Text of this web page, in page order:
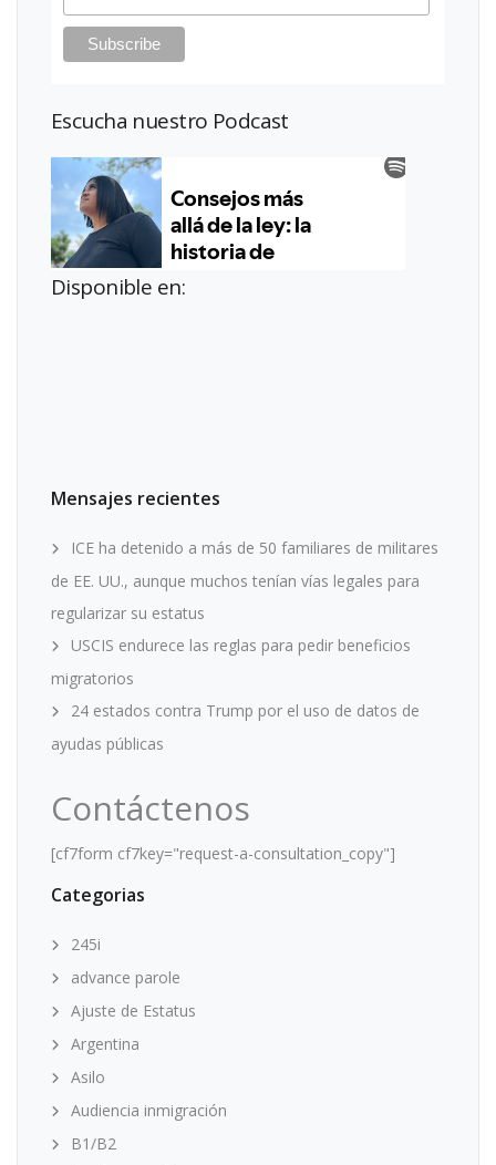
Escucha nuestro Podcast
Disponible en:
Mensajes recientes
ICE ha detenido a más de 50 familiares de militares
de EE. UU., aunque muchos tenían vías legales para
regularizar su estatus
USCIS endurece las reglas para pedir beneficios
migratorios
24 estados contra Trump por el uso de datos de
ayudas públicas
Contáctenos
[cf7form cf7key="request-a-consultation_copy"]
Categorias
245i
advance parole
Ajuste de Estatus
Argentina
Asilo
Audiencia inmigración
B1/B2